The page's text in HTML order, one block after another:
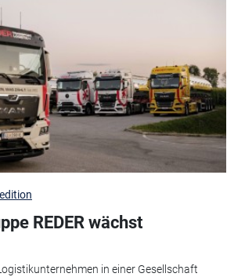
REDER wächst
in einer Gesellschaft